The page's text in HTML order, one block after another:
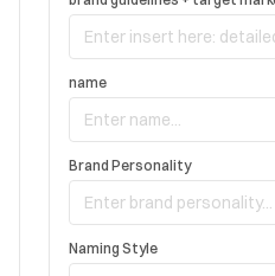
name
Brand Personality
Naming Style